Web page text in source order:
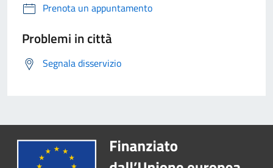
Prenota un appuntamento
Problemi in città
Segnala disservizio